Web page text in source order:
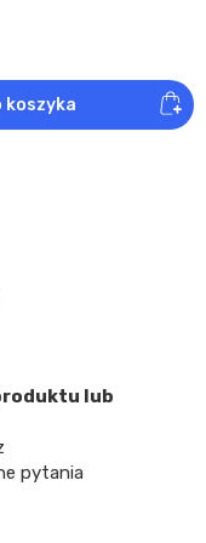
koszyka
lub
pytania